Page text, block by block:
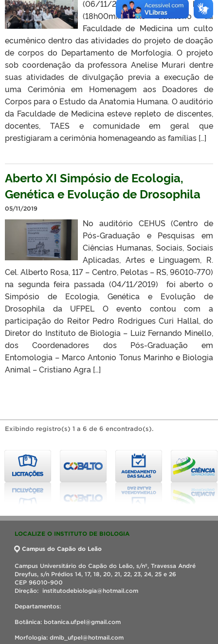
(06/11/2019) dezoito horas
(18h00min) no auditório da
Faculdade de Medicina um culto
ecumênico dentro das atividades do projeto de doação
de corpos do Departamento de Morfologia. O projeto
sob coordenação da professora Anelise Murari dentre
suas atividades de divulgação previa a execução de
uma Cerimônia em Homenagem aos Doadores de
Corpos para o Estudo da Anatomia Humana. O auditório
da Faculdade de Medicina esteve repleto de discentes,
docentes, TAES e comunidade em geral que
prestigiaram a cerimônia homenageando as famílias […]
Aberto XI Simpósio de Ecologia,
Genética e Evolução de Drosophila
05/11/2019
No auditório CEHUS (Centro de
Pós-Graduação e Pesquisas em
Ciências Humanas, Sociais, Sociais
Aplicadas, Artes e Linguagem, R.
Cel. Alberto Rosa, 117 – Centro, Pelotas – RS, 96010-770)
na segunda feira passada (04/11/2019) foi aberto o
Simpósio de Ecologia, Genética e Evolução de
Drosophila da UFPEL O evento contou com a
participação do Reitor Pedro Rodrigues Curi Hallal, do
Diretor do Instituto de Biologia – Luiz Fernando Minello,
dos Coordenadores dos Pós-Graduação em
Entomologia – Marco Antonio Tonus Marinho e Biologia
Animal – Cristiano Agra […]
Exibindo registro(s) 1 a 6 de 6 encontrado(s).
LOCALIZE O INSTITUTO DE BIOLOGIA
Campus do Capão do Leão
Campus Universitário do Capão do Leão, s/nº, Travessa André
Dreyfus, s/n Prédios 14, 17, 18, 20, 21, 22, 23, 24, 25 e 26
CEP 96010-900
Direção: institutodebiologia@hotmail.com
Departamentos:
Botânica: botanica.ufpel@gmail.com
Morfologia: dmib_ufpel@hotmail.com